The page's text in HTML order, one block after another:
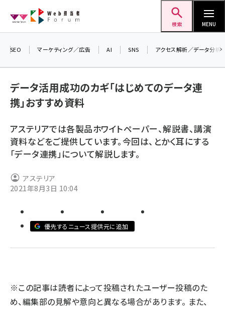
ン
検索 MENU
ai (2807)
youtube (2434)
セミナー (2307)
meo (1275)
SEO マーケティング／広告 AI SNS アクセス解析／データ分析
データ活用成功のカギ「はじめてのデータ連
携」おすすめ資料
アステリアでは各製品ホワイトペーパー、解説書、講演
資料などをご提供しています。今回は、とかく耳にする
「データ連携」について解説します。
アステリア
2021年8月3日 10:04
優先するニュース提供元に追加
※この記事は読者によって投稿されたユーザー投稿のた
め、編集部の見解や意向と異なる場合があります。 また、
＼ 8
生成